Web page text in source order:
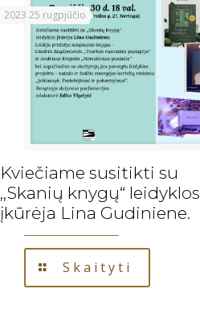
2023 25 rugpjūčio
Kviečiame susitikti su
,,Skanių knygų“ leidyklos
įkūrėja Lina Gudiniene.
Skaityti